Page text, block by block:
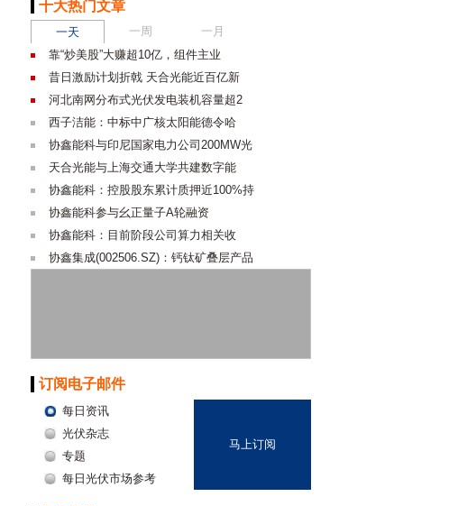
十大热门文章
一天 一周
一月
靠“炒美股”大赚超10亿，组件主业
昔日激励计划折戟 天合光能近百亿新
河北南网分布式光伏发电装机容量超2
西子洁能：中标中广核太阳能德令哈
协鑫能科与印尼国家电力公司200MW光
天合光能与上海交通大学共建数字能
协鑫能科：控股股东累计质押近100%持
协鑫能科参与幺正量子A轮融资
协鑫能科：目前阶段公司算力相关收
协鑫集成(002506.SZ)：钙钛矿叠层产品
订阅电子邮件
每日资讯
光伏杂志
专题
每日光伏市场参考
马上订阅